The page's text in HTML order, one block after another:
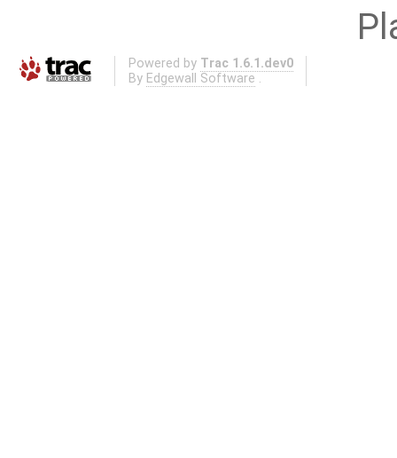
Powered by Trac 1.6.1.dev0
By Edgewall Software .